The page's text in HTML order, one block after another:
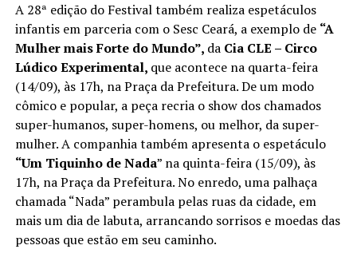
A 28ª edição do Festival também realiza espetáculos
infantis em parceria com o Sesc Ceará, a exemplo de “A
Mulher mais Forte do Mundo”, daCia CLE – Circo
Lúdico Experimental, que acontece na quarta-feira
(14/09), às 17h, na Praça da Prefeitura. De um modo
cômico e popular, a peça recria o show dos chamados
super-humanos, super-homens, ou melhor, da super-
mulher. A companhia também apresenta o espetáculo
“Um Tiquinho de Nada” na quinta-feira (15/09), às
17h, na Praça da Prefeitura. No enredo, uma palhaça
chamada “Nada” perambula pelas ruas da cidade, em
mais um dia de labuta, arrancando sorrisos e moedas das
pessoas que estão em seu caminho.